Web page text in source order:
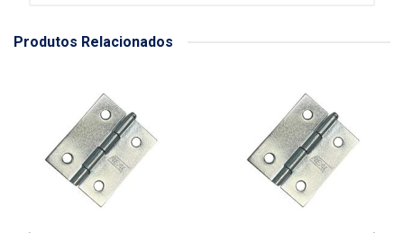
Produtos Relacionados